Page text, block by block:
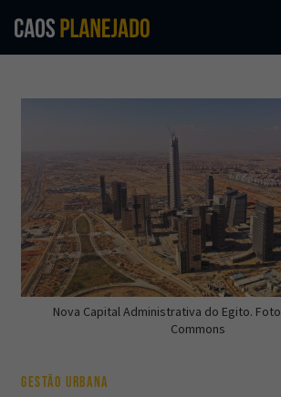
Nova Capital Administrativa do Egito.
Commons
GESTÃO URBANA